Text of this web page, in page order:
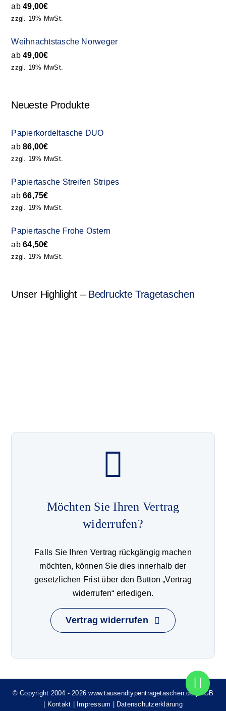
ab49,00€
zzgl. 19% MwSt.
Weihnachtstasche Norweger
ab49,00€
zzgl. 19% MwSt.
Neueste Produkte
Papierkordeltasche DUO
ab86,00€
zzgl. 19% MwSt.
Papiertasche Streifen Stripes
ab66,75€
zzgl. 19% MwSt.
Papiertasche Frohe Ostern
ab64,50€
zzgl. 19% MwSt.
Unser Highlight – Bedruckte Tragetaschen
Möchten Sie Ihren Vertrag
widerrufen?
Falls Sie Ihren Vertrag rückgängig machen
möchten, können Sie dies innerhalb der
gesetzlichen Frist über den Button „Vertrag
widerrufen“ erledigen.
Vertrag widerrufen
© Copyright 2004 - 2026 www.tausendtypentragetaschen.de |
AGB
Kontakt Impressum Datenschutzerklärung